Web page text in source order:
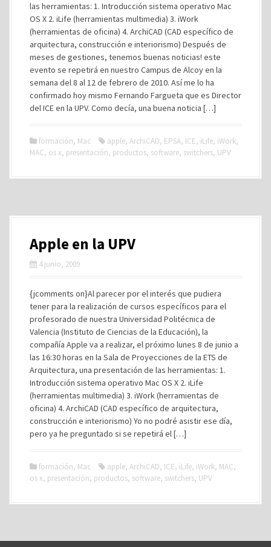
las herramientas: 1. Introducción sistema operativo Mac
OS X 2. iLife (herramientas multimedia) 3. iWork
(herramientas de oficina) 4. ArchiCAD (CAD específico de
arquitectura, construcción e interiorismo) Después de
meses de gestiones, tenemos buenas noticias! este
evento se repetirá en nuestro Campus de Alcoy en la
semana del 8 al 12 de febrero de 2010. Así me lo ha
confirmado hoy mismo Fernando Fargueta que es Director
del ICE en la UPV. Como decía, una buena noticia […]
formación, Mac apple, ArchiCAD, EPSA, ICE, iLife, iWork,
MAC, os x, presentación, productos, software, switchers, UPV
Apple en la UPV
4 junio, 2009
{jcomments on}Al parecer por el interés que pudiera
tener para la realización de cursos específicos para el
profesorado de nuestra Universidad Politécnica de
Valencia (Instituto de Ciencias de la Educación), la
compañía Apple va a realizar, el próximo lunes 8 de junio a
las 16:30 horas en la Sala de Proyecciones de la ETS de
Arquitectura, una presentación de las herramientas: 1.
Introducción sistema operativo Mac OS X 2. iLife
(herramientas multimedia) 3. iWork (herramientas de
oficina) 4. ArchiCAD (CAD específico de arquitectura,
construcción e interiorismo) Yo no podré asistir ese día,
pero ya he preguntado si se repetirá el […]
formación, Mac apple, ArchiCAD, ICE, iLife, iWork, MAC,
os x, presentación, productos, software, switchers, UPV